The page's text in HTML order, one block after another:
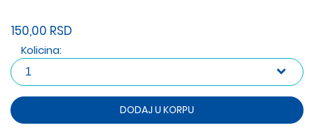
150,00 RSD
Kolicina:
DODAJ U KORPU